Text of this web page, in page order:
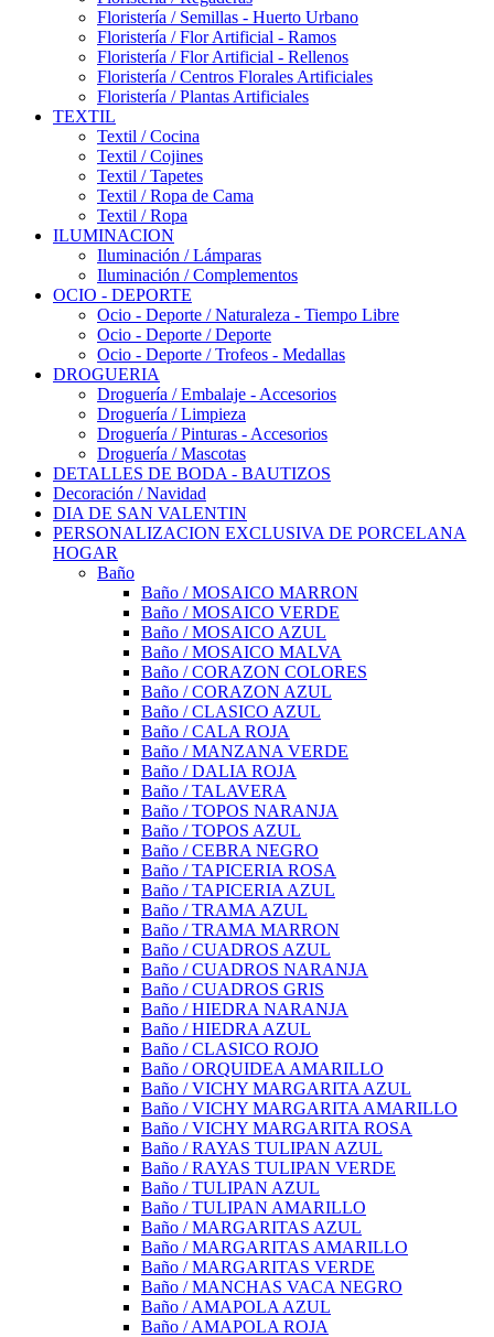
Floristería / Semillas - Huerto Urbano
Floristería / Flor Artificial - Ramos
Floristería / Flor Artificial - Rellenos
Floristería / Centros Florales Artificiales
Floristería / Plantas Artificiales
TEXTIL
Textil / Cocina
Textil / Cojines
Textil / Tapetes
Textil / Ropa de Cama
Textil / Ropa
ILUMINACION
Iluminación / Lámparas
Iluminación / Complementos
OCIO - DEPORTE
Ocio - Deporte / Naturaleza - Tiempo Libre
Ocio - Deporte / Deporte
Ocio - Deporte / Trofeos - Medallas
DROGUERIA
Droguería / Embalaje - Accesorios
Droguería / Limpieza
Droguería / Pinturas - Accesorios
Droguería / Mascotas
DETALLES DE BODA - BAUTIZOS
Decoración / Navidad
DIA DE SAN VALENTIN
PERSONALIZACION EXCLUSIVA DE PORCELANA
HOGAR
Baño
Baño / MOSAICO MARRON
Baño / MOSAICO VERDE
Baño / MOSAICO AZUL
Baño / MOSAICO MALVA
Baño / CORAZON COLORES
Baño / CORAZON AZUL
Baño / CLASICO AZUL
Baño / CALA ROJA
Baño / MANZANA VERDE
Baño / DALIA ROJA
Baño / TALAVERA
Baño / TOPOS NARANJA
Baño / TOPOS AZUL
Baño / CEBRA NEGRO
Baño / TAPICERIA ROSA
Baño / TAPICERIA AZUL
Baño / TRAMA AZUL
Baño / TRAMA MARRON
Baño / CUADROS AZUL
Baño / CUADROS NARANJA
Baño / CUADROS GRIS
Baño / HIEDRA NARANJA
Baño / HIEDRA AZUL
Baño / CLASICO ROJO
Baño / ORQUIDEA AMARILLO
Baño / VICHY MARGARITA AZUL
Baño / VICHY MARGARITA AMARILLO
Baño / VICHY MARGARITA ROSA
Baño / RAYAS TULIPAN AZUL
Baño / RAYAS TULIPAN VERDE
Baño / TULIPAN AZUL
Baño / TULIPAN AMARILLO
Baño / MARGARITAS AZUL
Baño / MARGARITAS AMARILLO
Baño / MARGARITAS VERDE
Baño / MANCHAS VACA NEGRO
Baño / AMAPOLA AZUL
Baño / AMAPOLA ROJA